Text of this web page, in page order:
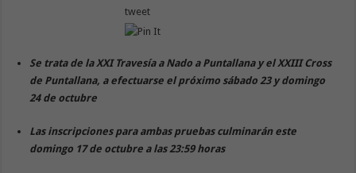
tweet
Se trata de la XXI Travesía a Nado a Puntallana y el XXIII Cross
de Puntallana, a efectuarse el próximo sábado 23 y domingo
24 de octubre
Las inscripciones para ambas pruebas culminarán este
domingo 17 de octubre a las 23:59 horas